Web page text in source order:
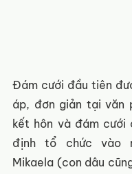
Đám cưới đầu tiên
áp, đơn giản tại văn
kết hôn và đám cưới
định tổ chức vào
Mikaela (con dâu